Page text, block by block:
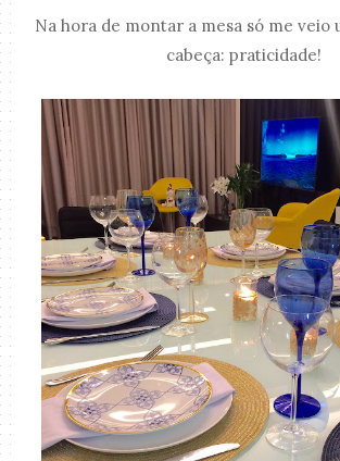
Na hora de montar a mesa só me veio
cabeça: praticidade!